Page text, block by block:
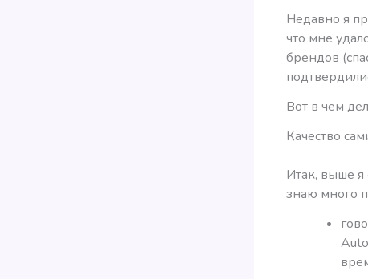
Недавно я
что мне
брендов
Вот в чем
Качество
Итак, выше я
знаю много